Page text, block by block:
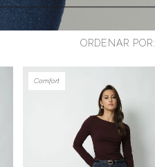
ORDENAR POR:
Comfort